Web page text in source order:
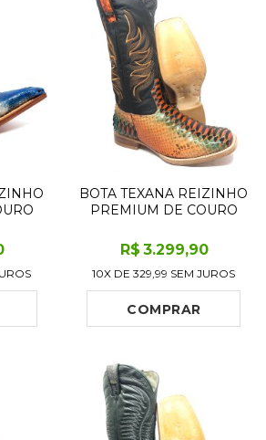
-
BOTA TEXANA REIZINHO
PREMIUM DE COURO
PYTHON CASSIS LIMITED
EDITION - CANO ALTO,
BICO QUADRADO -
SOLADO DE COURO
ARTESANAL
R$ 3.299,90
10X DE329,99 SEM JUROS
COMPRAR